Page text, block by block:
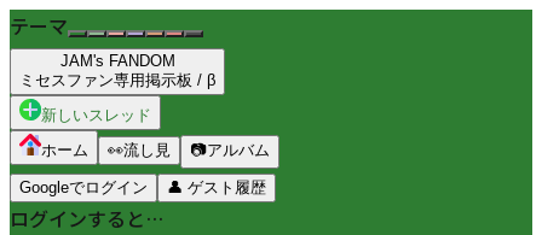
テーマ
JAM's FANDOM
ミセスファン専用掲示板 / β
新しいスレッド
ホーム
👀流し見 📷アルバム
Googleでログイン 👤 ゲスト履歴
ログインすると…